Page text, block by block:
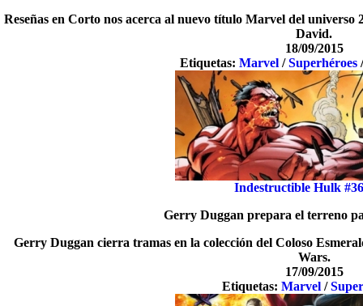
Reseñas en Corto nos acerca al nuevo título Marvel del universo
David.
18/09/2015
Etiquetas:Marvel /Superhéroes
Indestructible Hulk
Gerry Duggan prepara el terreno
Gerry Duggan cierra tramas en la colección del Coloso
Wars.
17/09/2015
Etiquetas:Marvel /